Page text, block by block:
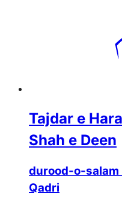
Tajdar e
Shah e Deen
durood-o-salam
Qadri